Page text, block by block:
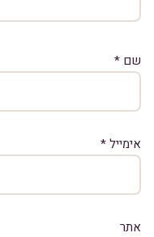
שם *
אימייל*
אתר